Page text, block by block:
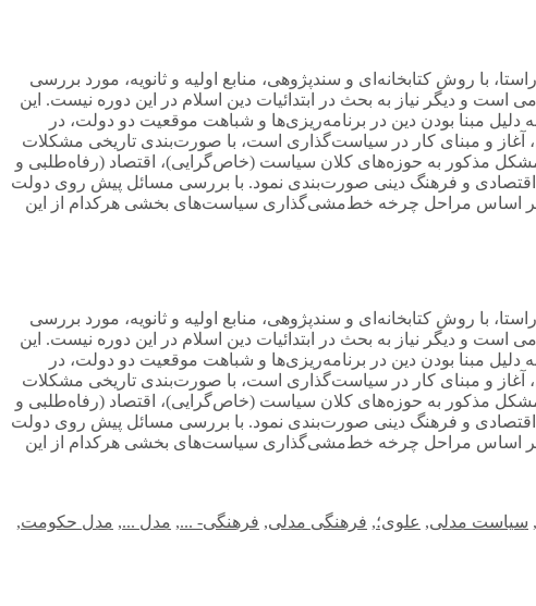
با روش کتابخانه‌ای و سندپژوهی، منابع اولیه و ثانویه، مورد بررسی
و دیگر نیاز به بحث در ابتدائیات دین اسلام در این دوره نیست. این
مبنا بودن دین در برنامه‌ریزی‌ها و شباهت موقعیت دو دولت، در
و مبنای کار در سیاست‌گذاری است، با صورت‌بندی تاریخی مشکلات
مذکور به حوزه‌های کلان سیاست (خاص‌گرایی)، اقتصاد (رفاه‌طلبی و
و فرهنگ دینی صورت‌بندی نمود. با بررسی مسائل پیش روی دولت
بر اساس مراحل چرخه خط‌مشی‌گذاری سیاست‌های بخشی هرکدام از این
با روش کتابخانه‌ای و سندپژوهی، منابع اولیه و ثانویه، مورد بررسی
و دیگر نیاز به بحث در ابتدائیات دین اسلام در این دوره نیست. این
مبنا بودن دین در برنامه‌ریزی‌ها و شباهت موقعیت دو دولت، در
و مبنای کار در سیاست‌گذاری است، با صورت‌بندی تاریخی مشکلات
مذکور به حوزه‌های کلان سیاست (خاص‌گرایی)، اقتصاد (رفاه‌طلبی و
و فرهنگ دینی صورت‌بندی نمود. با بررسی مسائل پیش روی دولت
بر اساس مراحل چرخه خط‌مشی‌گذاری سیاست‌های بخشی هرکدام از این
, سیاست‌ مدلی, علوی؛, فرهنگی مدلی, فرهنگی- ..., مدل ..., مدل حکومت,